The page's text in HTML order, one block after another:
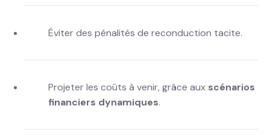
Éviter des pénalités de reconduction tacite.
Projeter les coûts à venir, grâce aux scénarios
financiers dynamiques.